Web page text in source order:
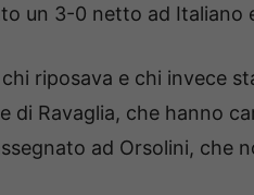
un 3-0 netto ad Italiano
riposava e chi invece
di Ravaglia, che hanno
ad Orsolini, che